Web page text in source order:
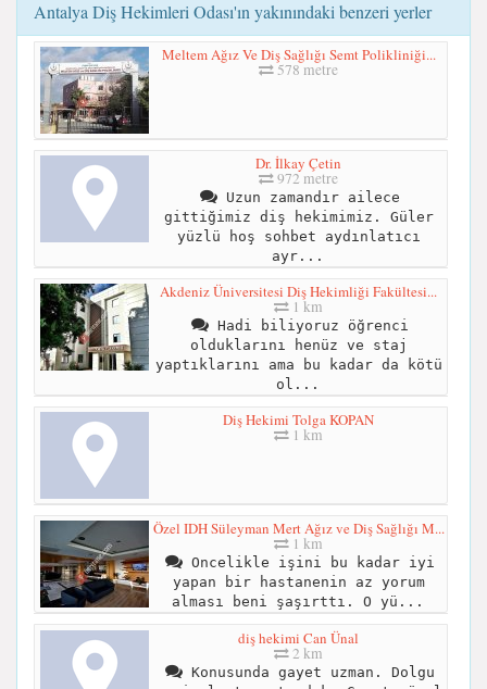
Antalya Diş Hekimleri Odası'ın yakınındaki benzeri yerler
Meltem Ağız Ve Diş Sağlığı Semt Polikliniği...
578 metre
Dr. İlkay Çetin
972 metre
Uzun zamandır ailece
gittiğimiz diş hekimimiz. Güler
yüzlü hoş sohbet aydınlatıcı
ayr...
Akdeniz Üniversitesi Diş Hekimliği Fakültesi...
1 km
Hadi biliyoruz öğrenci
olduklarını henüz ve staj
yaptıklarını ama bu kadar da kötü
ol...
Diş Hekimi Tolga KOPAN
1 km
Özel IDH Süleyman Mert Ağız ve Diş Sağlığı M...
1 km
Oncelikle işini bu kadar iyi
yapan bir hastanenin az yorum
alması beni şaşırttı. O yü...
diş hekimi Can Ünal
2 km
Konusunda gayet uzman. Dolgu